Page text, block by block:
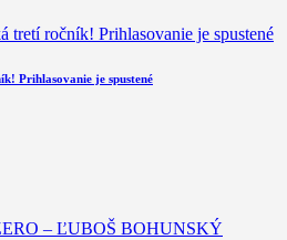
Prihlasovanie je spustené
– ĽUBOŠ BOHUNSKÝ